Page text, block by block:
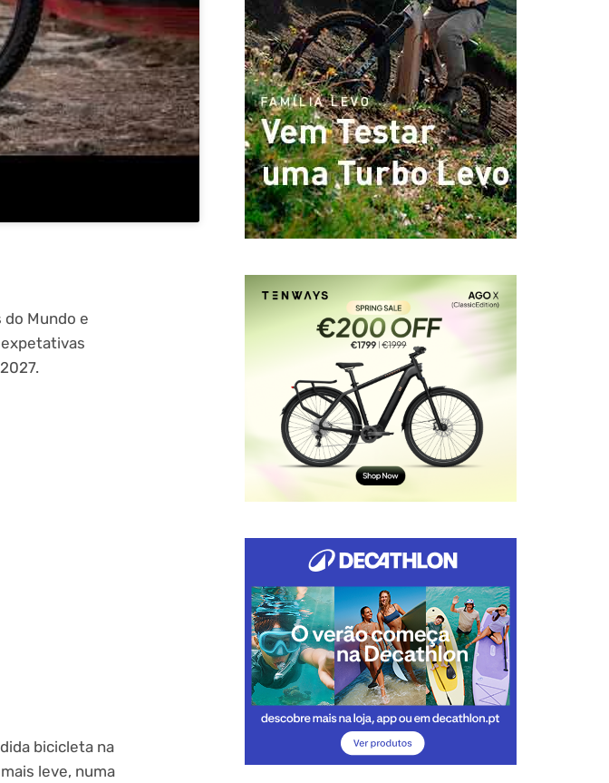
Mundo e
bicicleta na
leve, numa